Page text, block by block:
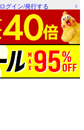
ログイン/発行する